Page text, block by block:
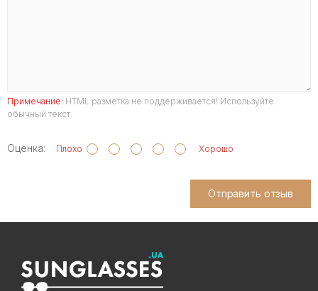
Примечание: HTML разметка не поддерживается! Используйте
обычный текст.
Оценка: Плохо Хорошо
Отправить отзыв